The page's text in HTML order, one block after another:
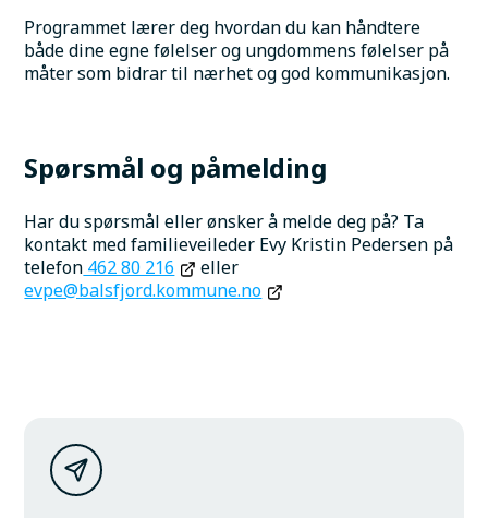
Programmet lærer deg hvordan du kan håndtere
både dine egne følelser og ungdommens følelser på
måter som bidrar til nærhet og god kommunikasjon.
Spørsmål og påmelding
Har du spørsmål eller ønsker å melde deg på? Ta
kontakt med familieveileder Evy Kristin Pedersen på
telefon 462 80 216
evpe@balsfjord.kommune.no